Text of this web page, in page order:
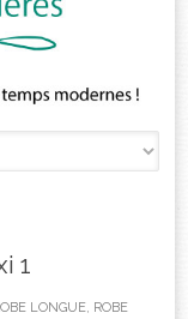
1
LONGUE, ROBE